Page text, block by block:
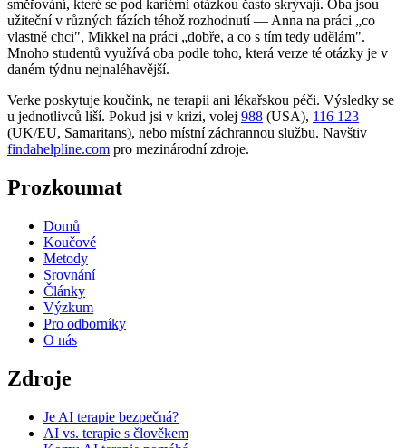
směřování, které se pod kariérní otázkou často skrývají. Oba jsou
užiteční v různých fázích téhož rozhodnutí — Anna na práci „co
vlastně chci", Mikkel na práci „dobře, a co s tím tedy udělám".
Mnoho studentů využívá oba podle toho, která verze té otázky je v
daném týdnu nejnaléhavější.
Verke poskytuje koučink, ne terapii ani lékařskou péči. Výsledky se
u jednotlivců liší. Pokud jsi v krizi, volej 988 (USA), 116 123
(UK/EU, Samaritans), nebo místní záchrannou službu. Navštiv
findahelpline.com pro mezinárodní zdroje.
Prozkoumat
Domů
Koučové
Metody
Srovnání
Články
Výzkum
Pro odborníky
O nás
Zdroje
Je AI terapie bezpečná?
AI vs. terapie s člověkem